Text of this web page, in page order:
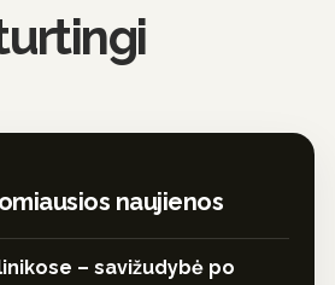
naujienos
– savižudybė po